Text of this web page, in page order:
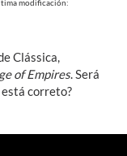
modificación:
Clássica,
of Empires. Será
correto?